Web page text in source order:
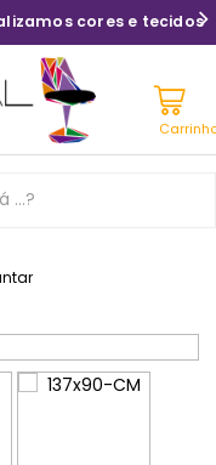
cores e tecidos